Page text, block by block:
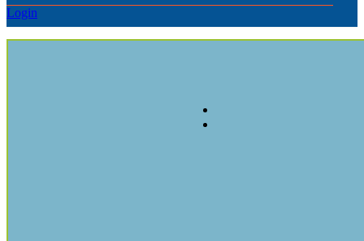
Login